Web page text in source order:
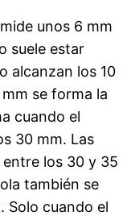
unos 6 mm
suele estar
alcanzan los 10
se forma la
cuando el
30 mm. Las
los 30 y 35
también se
Solo cuando el